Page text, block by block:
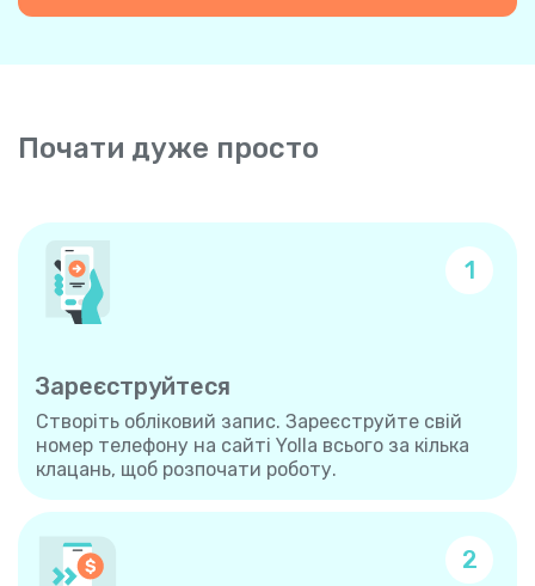
Почати дуже просто
1
Зареєструйтеся
Створіть обліковий запис. Зареєструйте свій
номер телефону на сайті Yolla всього за кілька
клацань, щоб розпочати роботу.
2